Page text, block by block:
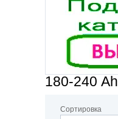
180-240 Аh
Сортировка